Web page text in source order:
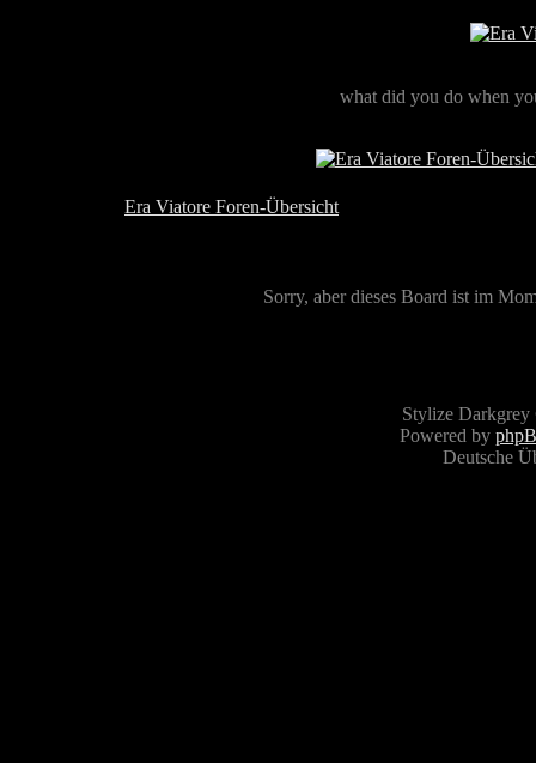
what did you do when
Era Viatore Foren-Übersicht
Sorry, aber dieses Board ist im
Stylize
Powered by
Deutsche